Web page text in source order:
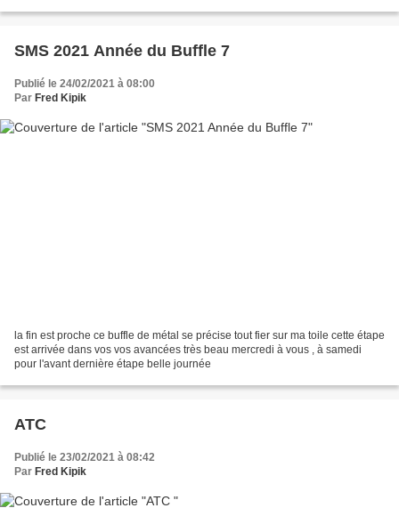
SMS 2021 Année du Buffle 7
Publié le 24/02/2021 à 08:00
Par Fred Kipik
la fin est proche ce buffle de métal se précise tout fier sur ma toile cette étape
est arrivée dans vos vos avancées très beau mercredi à vous , à samedi
pour l'avant dernière étape belle journée
ATC
Publié le 23/02/2021 à 08:42
Par Fred Kipik